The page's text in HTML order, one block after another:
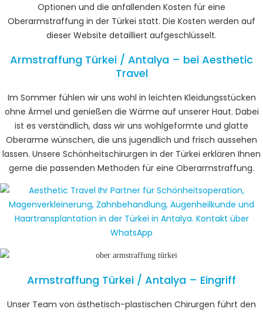
Optionen und die anfallenden Kosten für eine
Oberarmstraffung in der Türkei statt. Die Kosten werden auf
dieser Website detailliert aufgeschlüsselt.
Armstraffung Türkei / Antalya – bei Aesthetic
Travel
Im Sommer fühlen wir uns wohl in leichten Kleidungsstücken
ohne Ärmel und genießen die Wärme auf unserer Haut. Dabei
ist es verständlich, dass wir uns wohlgeformte und glatte
Oberarme wünschen, die uns jugendlich und frisch aussehen
lassen. Unsere Schönheitschirurgen in der Türkei erklären Ihnen
gerne die passenden Methoden für eine Oberarmstraffung.
Armstraffung Türkei / Antalya – Eingriff
Unser Team von ästhetisch-plastischen Chirurgen führt den